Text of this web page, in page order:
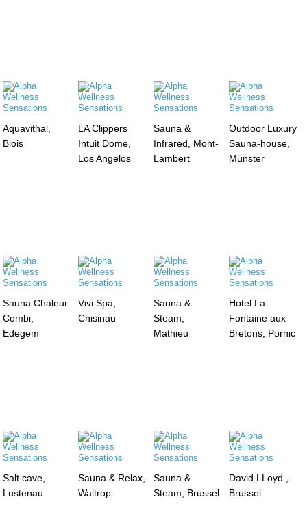
Aquavithal,
Blois
LA Clippers
Intuit Dome,
Los Angelos
Sauna &
Infrared, Mont-
Lambert
Outdoor Luxury
Sauna-house,
Münster
Sauna Chaleur
Combi,
Edegem
Vivi Spa,
Chisinau
Sauna &
Steam,
Mathieu
Hotel La
Fontaine aux
Bretons, Pornic
Salt cave,
Lustenau
Sauna & Relax,
Waltrop
Sauna &
Steam, Brussel
David LLoyd ,
Brussel